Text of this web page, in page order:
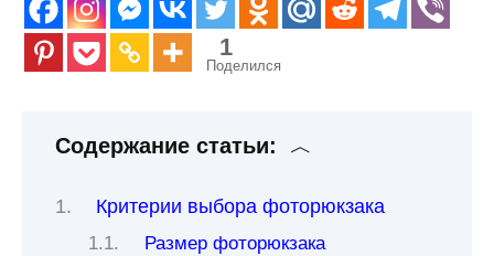
1
Поделился
Содержание статьи:
Критерии выбора фоторюкзака
Размер фоторюкзака